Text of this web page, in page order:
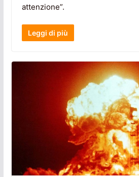
attenzione”.
Leggi di più